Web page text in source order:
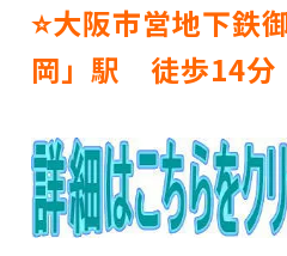
⭐大阪市営地下鉄
岡」駅 徒歩14分